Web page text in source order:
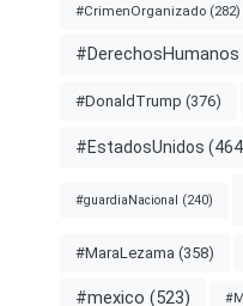
#CrimenOrganizado (282)
#DerechosHumanos
#DonaldTrump (376)
#EstadosUnidos
#guardiaNacional (240)
#MaraLezama (358)
#mexico (523)